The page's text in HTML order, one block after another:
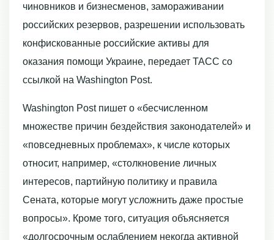
чиновников и бизнесменов, замораживании
российских резервов, разрешении использовать
конфискованные российские активы для
оказания помощи Украине, передает ТАСС со
ссылкой на Washington Post.
Washington Post пишет о «бесчисленном
множестве причин бездействия законодателей» и
«повседневных проблемах», к числе которых
относит, например, «столкновение личных
интересов, партийную политику и правила
Сената, которые могут усложнить даже простые
вопросы». Кроме того, ситуация объясняется
«долгосрочным ослаблением некогда активной